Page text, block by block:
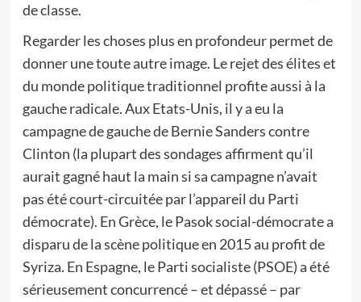
de classe.
Regarder les choses plus en profondeur permet de
donner une toute autre image. Le rejet des élites et
du monde politique traditionnel profite aussi à la
gauche radicale. Aux Etats-Unis, il y a eu la
campagne de gauche de Bernie Sanders contre
Clinton (la plupart des sondages affirment qu’il
aurait gagné haut la main si sa campagne n’avait
pas été court-circuitée par l’appareil du Parti
démocrate). En Grèce, le Pasok social-démocrate a
disparu de la scène politique en 2015 au profit de
Syriza. En Espagne, le Parti socialiste (PSOE) a été
sérieusement concurrencé – et dépassé – par